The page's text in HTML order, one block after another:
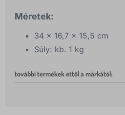
Méretek:
34 x 16,7 x 15,5 cm
Súly: kb. 1 kg
további termékek ettől a márkától::